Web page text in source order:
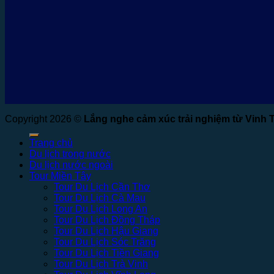
Copyright 2026 © Lắng nghe cảm xúc trải nghiệm từ Vinh
Trang chủ
Du lịch trong nước
Du lịch nước ngoài
Tour Miền Tây
Tour Du Lịch Cần Thơ
Tour Du Lịch Cà Mau
Tour Du Lịch Long An
Tour Du Lịch Đồng Tháp
Tour Du Lịch Hậu Giang
Tour Du Lịch Sóc Trăng
Tour Du Lịch Tiền Giang
Tour Du Lịch Trà Vinh